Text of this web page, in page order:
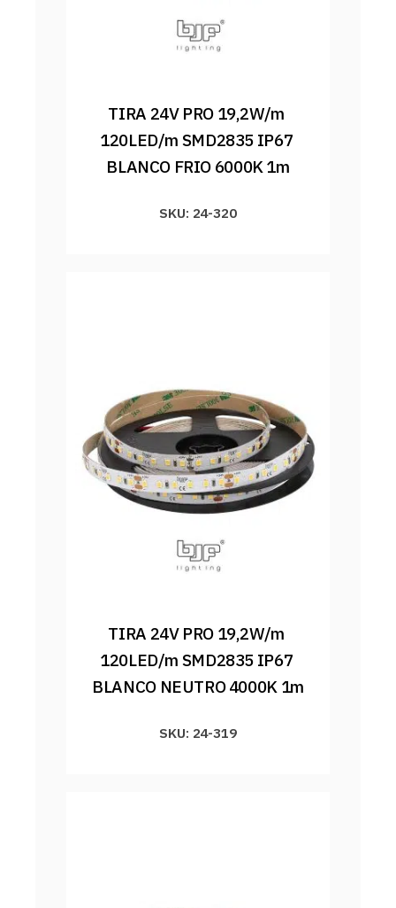
TIRA 24V PRO 19,2W/m
120LED/m SMD2835 IP67
BLANCO FRIO 6000K 1m
SKU: 24-320
TIRA 24V PRO 19,2W/m
120LED/m SMD2835 IP67
BLANCO NEUTRO 4000K 1m
SKU: 24-319